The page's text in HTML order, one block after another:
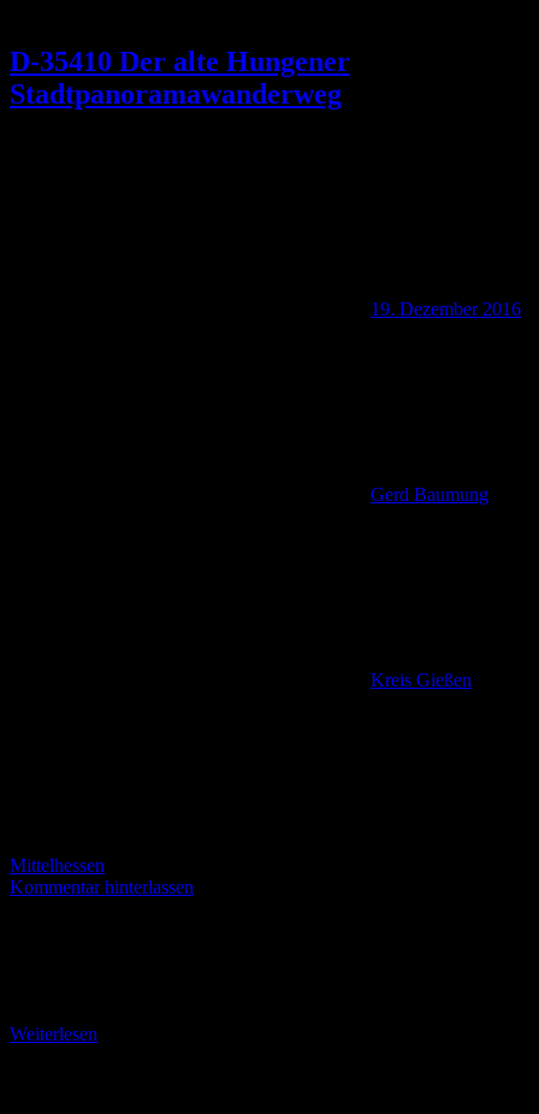
D-35410 Der alte Hungener
Stadtpanoramawanderweg
19. Dezember 2016
Gerd Baumung
Kreis Gießen
Mittelhessen
Kommentar hinterlassen
Weiterlesen